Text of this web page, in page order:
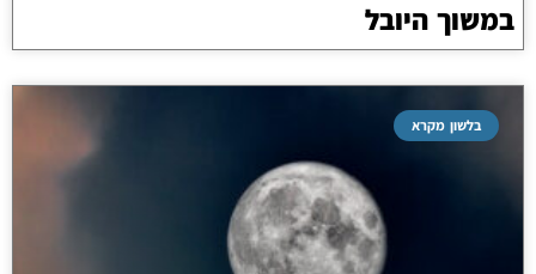
במשוך היובל
בלשון מקרא